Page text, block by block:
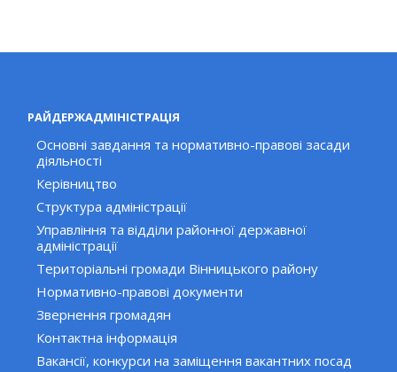
РАЙДЕРЖАДМІНІСТРАЦІЯ
Основні завдання та нормативно-правові засади
діяльності
Керівництво
Структура адміністрації
Управління та відділи районної державної
адміністрації
Територіальні громади Вінницького району
Нормативно-правові документи
Звернення громадян
Контактна інформація
Вакансії, конкурси на заміщення вакантних посад